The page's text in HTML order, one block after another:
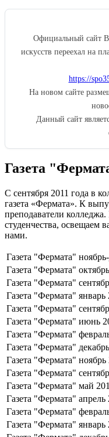
Официальный сайт
искусств переехал на
https://
На новом сайте
Данный сайт
Газета
С сентября 2011 года в
газета «Фермата». К
преподаватели
студенчества, освещаем
нами.
Газета "Фермата"
Газета "Фермата"
Газета "Фермата"
Газета "Фермата" январь
Газета "Фермата"
Газета "Фермата" июнь
Газета "Фермата"
Газета "Фермата"
Газета "Фермата" ноябрь
Газета "Фермата"
Газета "Фермата" май
Газета "Фермата" апрель
Газета "Фермата"
Газета "Фермата" январь